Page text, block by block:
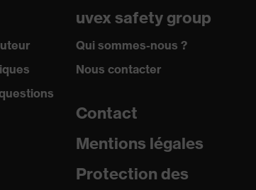
N, Résistance à la pénétration
chocs verticaux
-30 °C
uvex safety group
Qui sommes-nous ?
Nous contacter
Contact
Mentions légales
Protection des